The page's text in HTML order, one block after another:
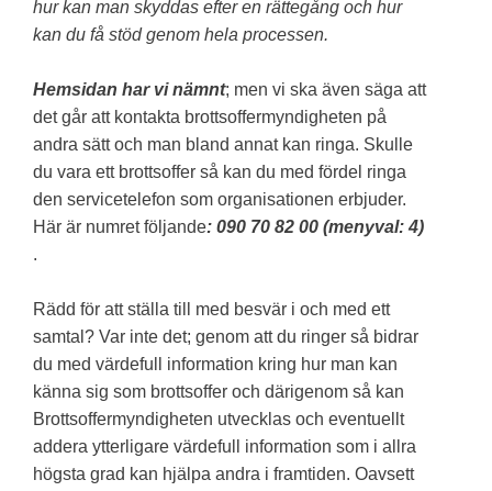
hur kan man skyddas efter en rättegång och hur
kan du få stöd genom hela processen.
Hemsidan har vi nämnt; men vi ska även säga att
det går att kontakta brottsoffermyndigheten på
andra sätt och man bland annat kan ringa. Skulle
du vara ett brottsoffer så kan du med fördel ringa
den servicetelefon som organisationen erbjuder.
Här är numret följande: 090 70 82 00 (menyval: 4)
.
Rädd för att ställa till med besvär i och med ett
samtal? Var inte det; genom att du ringer så bidrar
du med värdefull information kring hur man kan
känna sig som brottsoffer och därigenom så kan
Brottsoffermyndigheten utvecklas och eventuellt
addera ytterligare värdefull information som i allra
högsta grad kan hjälpa andra i framtiden. Oavsett